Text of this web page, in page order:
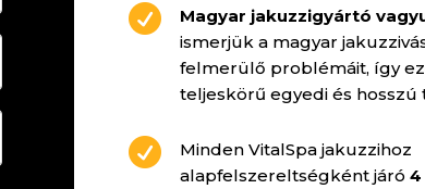
 Magyar jakuzzigyártó
ismerjük a magyar
felmerülő problémáit, így
teljeskörű egyedi és hosszú

Minden VitalSpa jakuzzihoz
alapfelszereltségként járó4